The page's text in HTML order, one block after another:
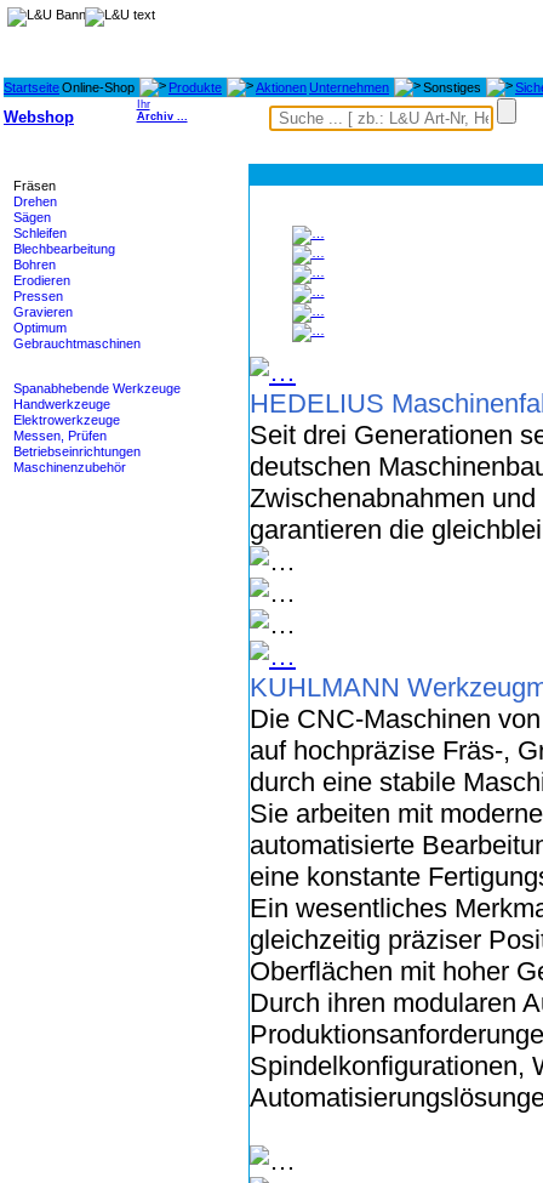
StartseiteOnline-Shop Produkte AktionenUnternehmen Sonstiges
Webshop
Ihr
Archiv ...
Fräsen
Drehen
Sägen
Schleifen
Blechbearbeitung
Bohren
Erodieren
Pressen
Gravieren
Optimum
Gebrauchtmaschinen
Spanabhebende Werkzeuge
Handwerkzeuge
Elektrowerkzeuge
Messen, Prüfen
Betriebseinrichtungen
Maschinenzubehör
HEDELIUS
Seit drei Generationen
deutschen
Zwischenabnahmen
garantieren die
KUHLMANN
Die CNC-Maschinen
auf hochpräzise Fräs-,
durch eine stabile
Sie arbeiten mit
automatisierte
eine konstante
Ein wesentliches
gleichzeitig präziser
Oberflächen mit hoher
Durch ihren modularen
Spindelkonfigurationen,